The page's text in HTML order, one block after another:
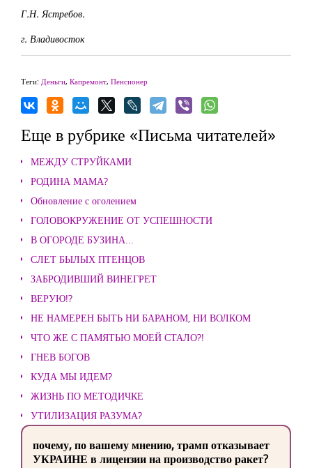
Г.Н. Ястребов.
г. Владивосток
Теги: Деньги, Капремонт, Пенсионер
Еще в рубрике «Письма читателей»
МЕЖДУ СТРУЙКАМИ
РОДИНА МАМА?
Обновление с оголением
ГОЛОВОКРУЖЕНИЕ ОТ УСПЕШНОСТИ
В ОГОРОДЕ БУЗИНА...
СЛЕТ БЫЛЫХ ПТЕНЦОВ
ЗАБРОДИВШИЙ ВИНЕГРЕТ
ВЕРУЮ!?
НЕ НАМЕРЕН БЫТЬ НИ БАРАНОМ, НИ ВОЛКОМ
ЧТО ЖЕ С ПАМЯТЬЮ МОЕЙ СТАЛО?!
ГНЕВ БОГОВ
КУДА МЫ ИДЕМ?
ЖИЗНЬ ПО МЕТОДИЧКЕ
УТИЛИЗАЦИЯ РАЗУМА?
почему, по вашему мнению, трамп отказывает
УКРАИНЕ в лицензии на производство ракет?